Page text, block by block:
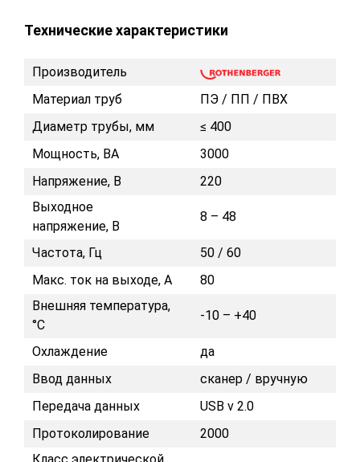
Технические характеристики
Производитель
Материал труб
ПЭ / ПП / ПВХ
Диаметр трубы, мм
≤ 400
Мощность, ВА
3000
Напряжение, В
220
Выходное
напряжение, В
8 – 48
Частота, Гц
50 / 60
Макс. ток на выходе, А
80
Внешняя температура,
°С
-10 – +40
Охлаждение
да
Ввод данных
сканер / вручную
Передача данных
USB v 2.0
Протоколирование
2000